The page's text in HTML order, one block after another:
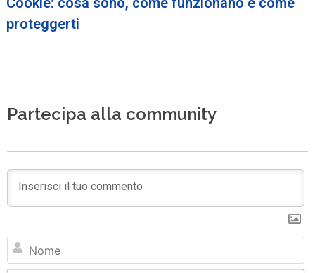
proteggerti
Partecipa alla community